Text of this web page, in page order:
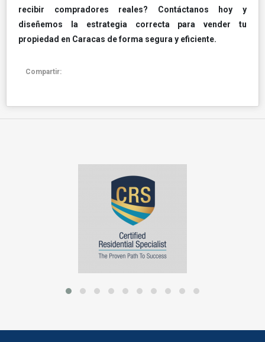
recibir compradores reales? Contáctanos hoy y
diseñemos la estrategia correcta para vender tu
propiedad en Caracas de forma segura y eficiente.
Compartir: